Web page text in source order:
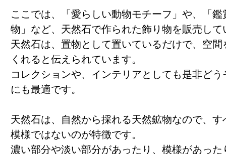
ここでは、「愛らしい動物モチーフ」や、「鑑
物」など、天然石で作られた飾り物を販売して
天然石は、置物として置いているだけで、空間
くれると伝えられています。
コレクションや、インテリアとしても是非どう
にも最適です。
天然石は、自然から採れる天然鉱物なので、す
模様ではないのが特徴です。
濃い部分や淡い部分があったり、模様があった